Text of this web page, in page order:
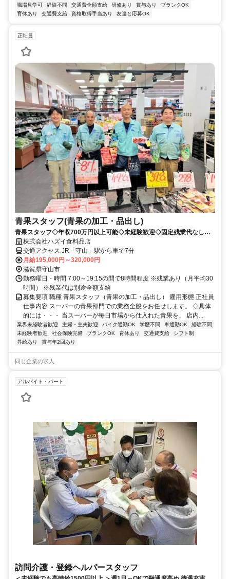
職場見学可
経験不問 交通費全額支給 研修あり 賞与あり
ブランクOK
育休あり
交通費支給 資格取得手当あり 友達と応募OK
正社員
青果スタッフ(青果の加工・品出し)
青果スタッフ◇年収700万円以上可能◇未経験歓迎◇固定残業代なし◇
青果の知識・加工技術が身につきます
株式会社ハズイ食料品店
交通アクセス JR「守山」駅から車で7分
月給195,000円～320,000円
滋賀県守山市
勤務曜日・時間 7:00～19:15の間で8時間程度 ※残業あり（月平均30
時間） ※残業代は別途全額支給
募集要項 職種 青果スタッフ（青果の加工・品出し） 雇用形態 正社員
仕事内容 スーパーの青果部門での業務全般をお任せします。 ◇具体
的には・・・ 当スーパーが毎日市場から仕入れた青果を、 店内...
業界未経験者歓迎 主婦・主夫歓迎 バイク通勤OK 学歴不問 車通勤OK
経験不問
未経験者歓迎
社会保険完備 ブランクOK 育休あり 交通費支給
シフト制
昇給あり
賞与年2回あり
同じ企業の求人
アルバイト・パート
訪問介護・登録ヘルパースタッフ